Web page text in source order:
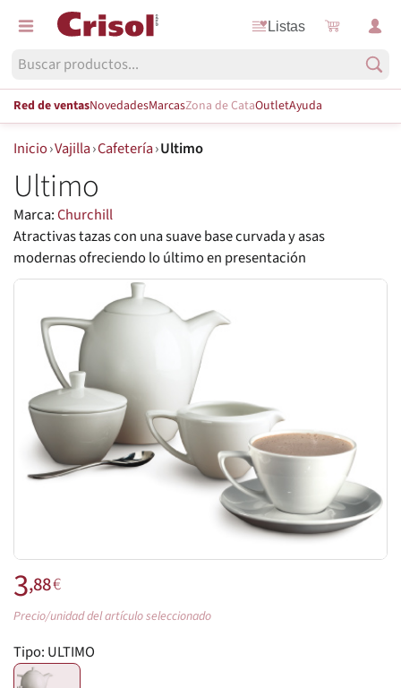
Listas
Red de ventasNovedadesMarcasZona de CataOutletAyuda
Inicio›Vajilla›Cafetería›Ultimo
Ultimo
Marca:Churchill
Atractivas tazas con una suave base curvada y asas
modernas ofreciendo lo último en presentación
3,88€
Precio/unidad del artículo seleccionado
Tipo: ULTIMO